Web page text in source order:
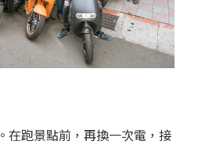
在跑景點前，再換一次電，接